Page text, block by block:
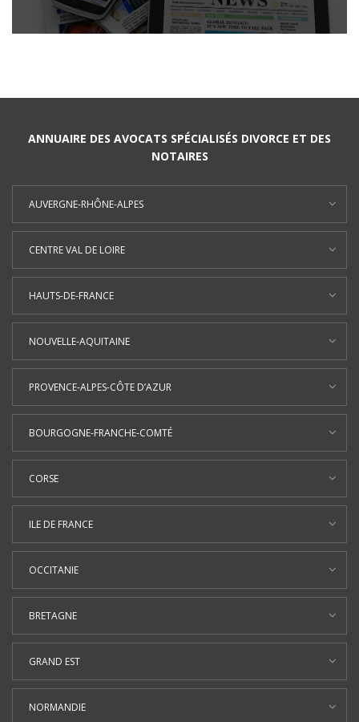
ANNUAIRE DES AVOCATS SPÉCIALISÉS DIVORCE ET DES
NOTAIRES
AUVERGNE-RHÔNE-ALPES
CENTRE VAL DE LOIRE
HAUTS-DE-FRANCE
NOUVELLE-AQUITAINE
PROVENCE-ALPES-CÔTE D’AZUR
BOURGOGNE-FRANCHE-COMTÉ
CORSE
ILE DE FRANCE
OCCITANIE
BRETAGNE
GRAND EST
NORMANDIE